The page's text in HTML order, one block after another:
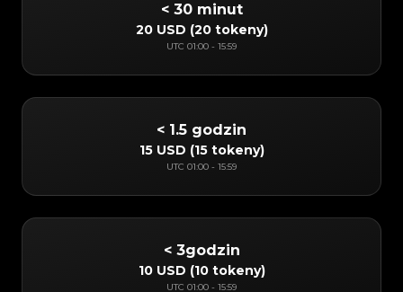
< 30 minut
20 USD (20 tokeny)
UTC 01:00 - 15:59
< 1.5 godzin
15 USD (15 tokeny)
UTC 01:00 - 15:59
< 3godzin
10 USD (10 tokeny)
UTC 01:00 - 15:59